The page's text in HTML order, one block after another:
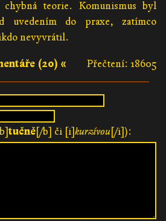
teorie. Komunismus byl
uvedením do praxe, zatímco
nevyvrátil.
Přečtení: 18605
(20) «
tučně[/b] či [i]kurzívou[/i]):